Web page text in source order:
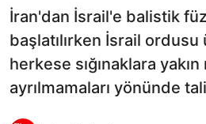
İran'dan İsrail'e balistik
başlatılırken İsrail
herkese sığınaklara
ayrılmamaları yönünde